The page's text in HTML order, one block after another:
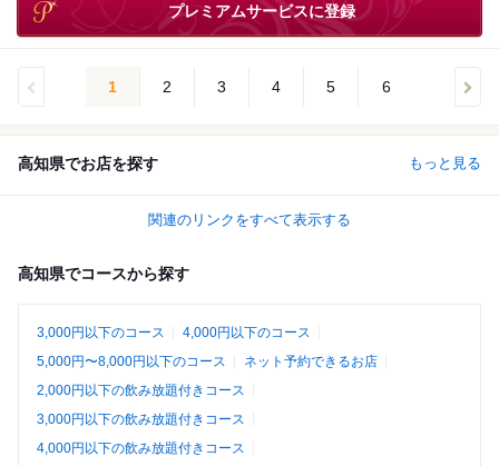
プレミアムサービスに登録
1 2 3 4 5 6
高知県でお店を探す もっと見る
関連のリンクをすべて表示する
高知県でコースから探す
3,000円以下のコース
4,000円以下のコース
5,000円〜8,000円以下のコース
ネット予約できるお店
2,000円以下の飲み放題付きコース
3,000円以下の飲み放題付きコース
4,000円以下の飲み放題付きコース